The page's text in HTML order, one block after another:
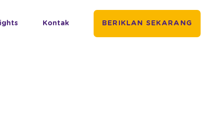
Kontak BERIKLAN SEKARANG